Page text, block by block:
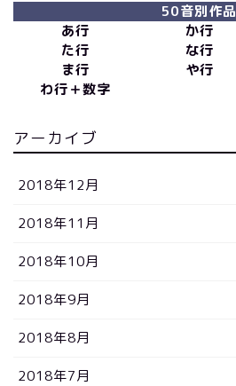
50音別作品
あ行
か行
た行
な行
ま行
や行
わ行＋数字
アーカイブ
2018年12月
2018年11月
2018年10月
2018年9月
2018年8月
2018年7月